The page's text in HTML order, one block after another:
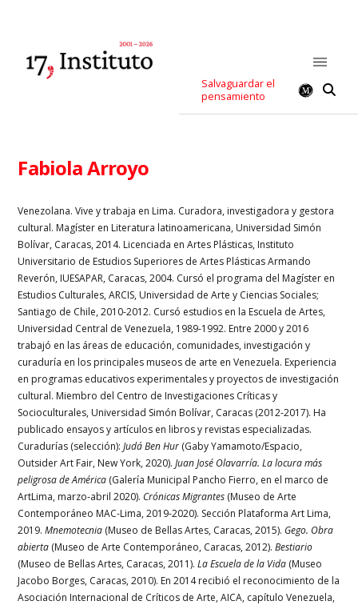
Salvaguardar el
pensamiento
Fabiola Arroyo
Venezolana. Vive y trabaja en Lima. Curadora, investigadora y gestora
cultural. Magíster en Literatura latinoamericana, Universidad Simón
Bolívar, Caracas, 2014. Licenciada en Artes Plásticas, Instituto
Universitario de Estudios Superiores de Artes Plásticas Armando
Reverón, IUESAPAR, Caracas, 2004. Cursó el programa del Magíster en
Estudios Culturales, ARCIS, Universidad de Arte y Ciencias Sociales;
Santiago de Chile, 2010-2012. Cursó estudios en la Escuela de Artes,
Universidad Central de Venezuela, 1989-1992. Entre 2000 y 2016
trabajó en las áreas de educación, comunidades, investigación y
curaduría en los principales museos de arte en Venezuela. Experiencia
en programas educativos experimentales y proyectos de investigación
cultural. Miembro del Centro de Investigaciones Críticas y
Socioculturales, Universidad Simón Bolívar, Caracas (2012-2017). Ha
publicado ensayos y artículos en libros y revistas especializadas.
Curadurías (selección):Judá Ben Hur (Gaby Yamamoto/Espacio,
Outsider Art Fair, New York, 2020).Juan José Olavarría. La locura más
peligrosa de América (Galería Municipal Pancho Fierro, en el marco de
ArtLima, marzo-abril 2020). Crónicas Migrantes (Museo de Arte
Contemporáneo MAC-Lima, 2019-2020). Sección Plataforma Art Lima,
2019.Mnemotecnia (Museo de Bellas Artes, Caracas, 2015). Gego. Obra
abierta (Museo de Arte Contemporáneo, Caracas, 2012).Bestiario
(Museo de Bellas Artes, Caracas, 2011).La Escuela de la Vida (Museo
Jacobo Borges, Caracas, 2010). En 2014 recibió el reconocimiento de la
Asociación Internacional de Críticos de Arte, AICA, capítulo Venezuela,